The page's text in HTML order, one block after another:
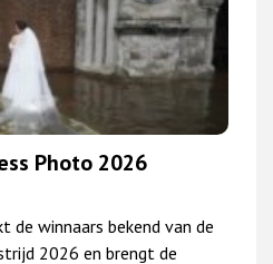
Photo 2026
de winnaars bekend van de
2026 en brengt de